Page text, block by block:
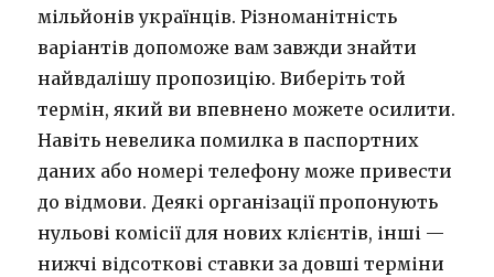
мільйонів українців. Різноманітність
варіантів допоможе вам завжди знайти
найвдалішу пропозицію. Виберіть той
термін, який ви впевнено можете осилити.
Навіть невелика помилка в паспортних
даних або номері телефону може привести
до відмови. Деякі організації пропонують
нульові комісії для нових клієнтів, інші —
нижчі відсоткові ставки за довші терміни